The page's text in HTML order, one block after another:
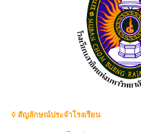
◊ สัญลักษณ์ประจำโรงเรียน